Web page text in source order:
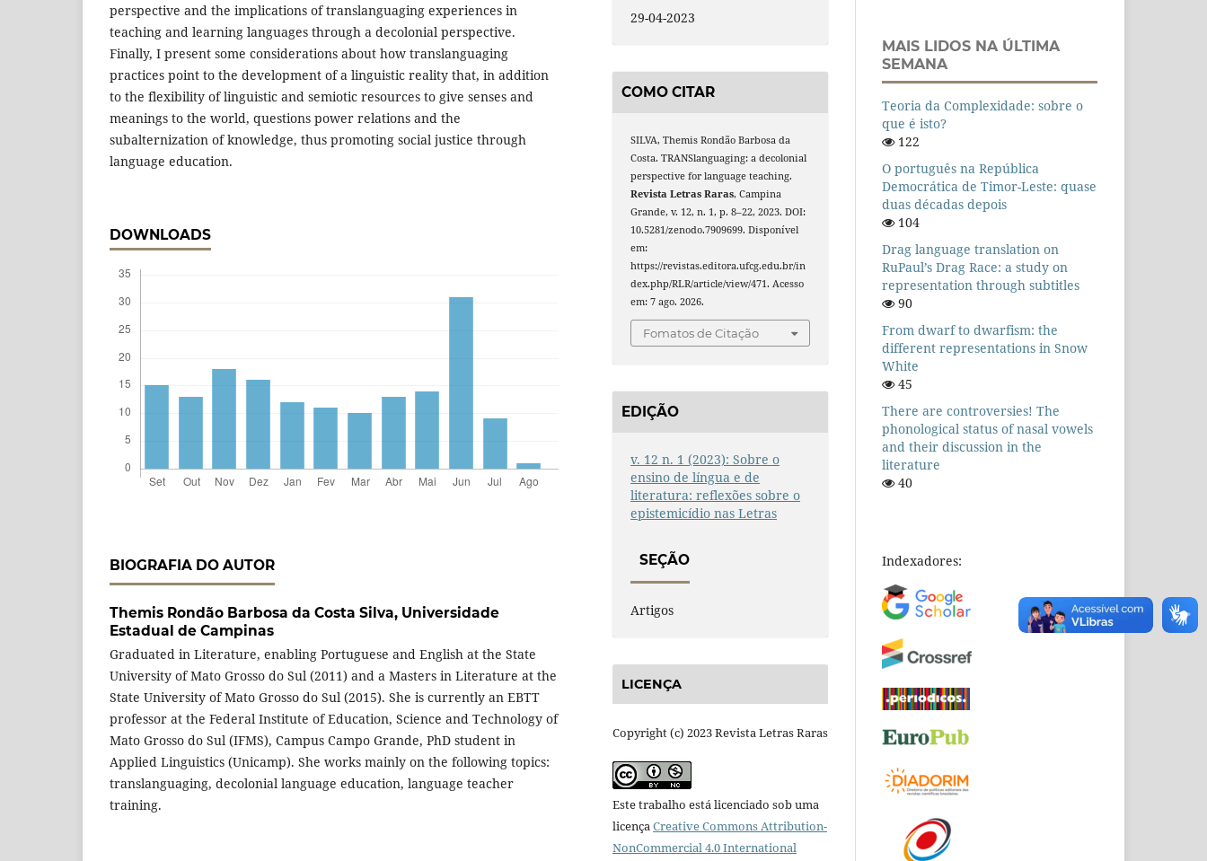
perspective and the implications of translanguaging experiences in
teaching and learning languages through a decolonial perspective.
Finally, I present some considerations about how translanguaging
practices point to the development of a linguistic reality that, in addition
to the flexibility of linguistic and semiotic resources to give senses and
meanings to the world, questions power relations and the
subalternization of knowledge, thus promoting social justice through
language education.
DOWNLOADS
BIOGRAFIA DO AUTOR
Themis Rondão Barbosa da Costa Silva, Universidade
Estadual de Campinas
Graduated in Literature, enabling Portuguese and English at the State
University of Mato Grosso do Sul (2011) and a Masters in Literature at the
State University of Mato Grosso do Sul (2015). She is currently an EBTT
professor at the Federal Institute of Education, Science and Technology of
Mato Grosso do Sul (IFMS), Campus Campo Grande, PhD student in
Applied Linguistics (Unicamp). She works mainly on the following topics:
translanguaging, decolonial language education, language teacher
training.
29-04-2023
COMO CITAR
SILVA, Themis Rondão Barbosa da
Costa. TRANSlanguaging: a decolonial
perspective for language teaching.
Revista Letras Raras, Campina
Grande, v. 12, n. 1, p. 8–22, 2023. DOI:
10.5281/zenodo.7909699. Disponível
em:
https://revistas.editora.ufcg.edu.br/in
dex.php/RLR/article/view/471. Acesso
em: 7 ago. 2026.
Fomatos de Citação
EDIÇÃO
v. 12 n. 1 (2023): Sobre o
ensino de língua e de
literatura: reflexões sobre o
epistemicídio nas Letras
SEÇÃO
Artigos
LICENÇA
Copyright (c) 2023 Revista Letras Raras
Este trabalho está licenciado sob uma
licençaCreative Commons Attribution-
NonCommercial 4.0 International
MAIS LIDOS NA ÚLTIMA
SEMANA
Teoria da Complexidade: sobre o
que é isto?
122
O português na República
Democrática de Timor-Leste: quase
duas décadas depois
104
Drag language translation on
RuPaul’s Drag Race: a study on
representation through subtitles
90
From dwarf to dwarfism: the
different representations in Snow
White
45
There are controversies! The
phonological status of nasal vowels
and their discussion in the
literature
40
Indexadores: